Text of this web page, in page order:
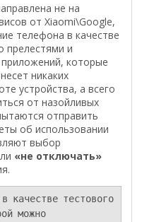
не на
от Xiaomi\Google,
телефона в качестве
прелестями и
которые
никаких
устройства, а всего
от назойливых
отправить
об использовании
выбор
«не отключать»
качестве тестового
можно